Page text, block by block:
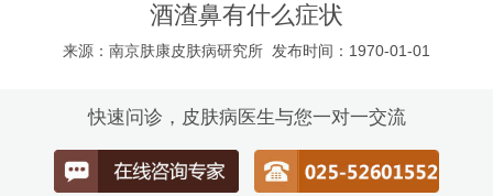
酒渣鼻有什么症状
来源：南京肤康皮肤病研究所 发布时间：1970-01-01
快速问诊，皮肤病医生与您一对一交流